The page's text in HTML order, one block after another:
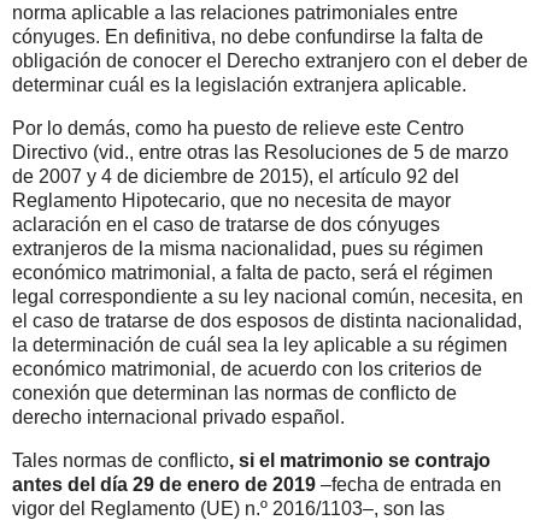
norma aplicable a las relaciones patrimoniales entre
cónyuges. En definitiva, no debe confundirse la falta de
obligación de conocer el Derecho extranjero con el deber de
determinar cuál es la legislación extranjera aplicable.
Por lo demás, como ha puesto de relieve este Centro
Directivo (vid., entre otras las Resoluciones de 5 de marzo
de 2007 y 4 de diciembre de 2015), el artículo 92 del
Reglamento Hipotecario, que no necesita de mayor
aclaración en el caso de tratarse de dos cónyuges
extranjeros de la misma nacionalidad, pues su régimen
económico matrimonial, a falta de pacto, será el régimen
legal correspondiente a su ley nacional común, necesita, en
el caso de tratarse de dos esposos de distinta nacionalidad,
la determinación de cuál sea la ley aplicable a su régimen
económico matrimonial, de acuerdo con los criterios de
conexión que determinan las normas de conflicto de
derecho internacional privado español.
Tales normas de conflicto, si el matrimonio se contrajo
antes del día 29 de enero de 2019 –fecha de entrada en
vigor del Reglamento (UE) n.º 2016/1103–, son las